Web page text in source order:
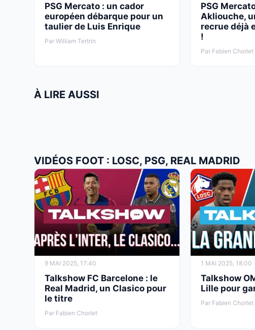
PSG Mercato : un cador
européen débarque pour un
taulier de Luis Enrique
Par William Tertrin
PSG
Akliouche,
recrue déjà
!
Par Fabien Chorlet
À LIRE AUSSI
VIDÉOS FOOT : LOSC, PSG, REAL MADRID
9 MAI 2025, 17:40
Talkshow FC Barcelone : le
Real Madrid, un Clasico pour
le titre
Par Fabien Chorlet
1 MAI 2025, 18:00
Talkshow
Lille pour
Par Fabien Chorlet